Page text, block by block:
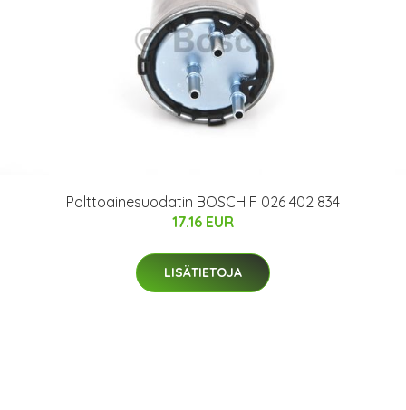
Polttoainesuodatin BOSCH F 026 402 834
17.16 EUR
LISÄTIETOJA